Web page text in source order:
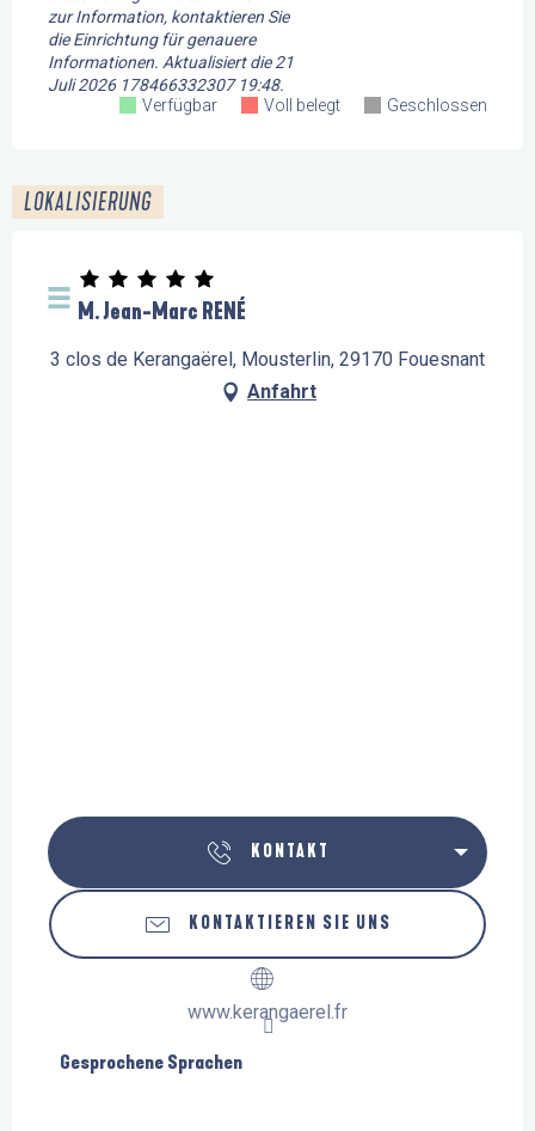
zur Information, kontaktieren Sie
die Einrichtung für genauere
Informationen. Aktualisiert die21
Juli 2026 178466332307 19:48.
Verfügbar
Voll belegt Geschlossen
LOKALISIERUNG
M. Jean-Marc RENÉ
3 clos de Kerangaërel, Mousterlin, 29170 Fouesnant
Anfahrt
KONTAKT
KONTAKTIEREN SIE UNS
www.kerangaerel.fr
Gesprochene Sprachen
Gesprochene Sprachen